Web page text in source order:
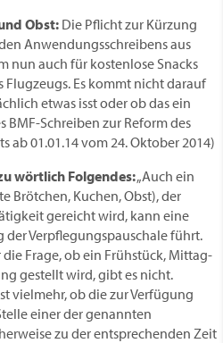
Obst: Die Pflicht zur Kürzung
Anwendungsschreibens aus
nun auch für kostenlose Snacks
Es kommt nicht darauf
etwas isst oder ob das ein
BMF-Schreiben zur Reform des
ab 01.01.14 vom 24. Oktober 2014)
wörtlich Folgendes:„Auch ein
Brötchen, Kuchen, Obst), der
gereicht wird, kann eine
der Verpflegungspauschale führt.
Frage, ob ein Frühstück, Mittag-
gestellt wird, gibt es nicht.
vielmehr, ob die zur Verfügung
einer der genannten
zu der entsprechenden Zeit